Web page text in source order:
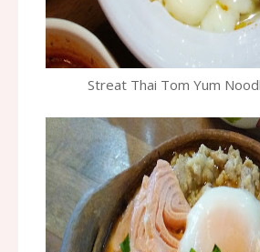
Streat Thai Tom Yum